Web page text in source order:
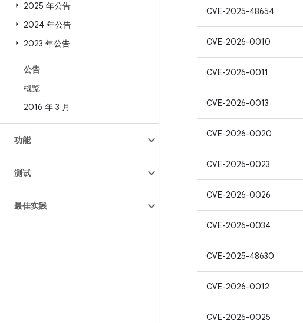
2025 年公告
2024 年公告
2023 年公告
公告
概览
2016 年 3 月
功能
测试
最佳实践
CVE-2025-48654
CVE-2026-0010
CVE-2026-0011
CVE-2026-0013
CVE-2026-0020
CVE-2026-0023
CVE-2026-0026
CVE-2026-0034
CVE-2025-48630
CVE-2026-0012
CVE-2026-0025